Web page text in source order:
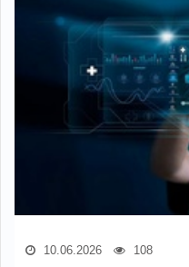
10.06.2026 108